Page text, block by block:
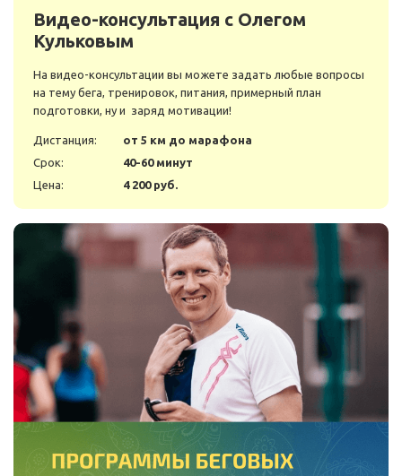
Видео-консультация с Олегом
Кульковым
На видео-консультации вы можете задать любые вопросы
на тему бега, тренировок, питания, примерный план
подготовки, ну и заряд мотивации!
Дистанция:
от 5 км до марафона
Срок:
40-60 минут
Цена:
4 200 руб.